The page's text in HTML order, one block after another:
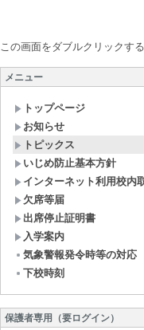
自ら学び
この画面をダブルクリックす
メニュー
トップページ
お知らせ
トピックス
いじめ防止基本方針
インターネット利用校内
欠席等届
出席停止証明書
入学案内
気象警報発令時等の対応
下校時刻
保護者専用（要ログイン）